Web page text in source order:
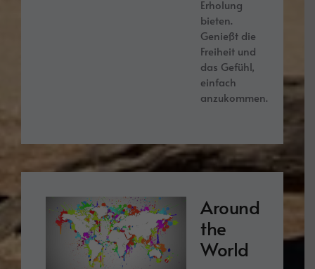
Erholung
bieten.
Genießt die
Freiheit und
das Gefühl,
einfach
anzukommen.
Around
the
World